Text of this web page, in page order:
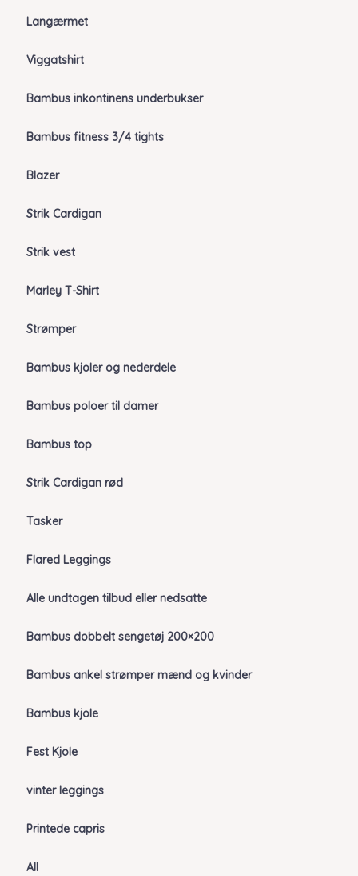
Langærmet
Viggatshirt
Bambus inkontinens underbukser
Bambus fitness 3/4 tights
Blazer
Strik Cardigan
Strik vest
Marley T-Shirt
Strømper
Bambus kjoler og nederdele
Bambus poloer til damer
Bambus top
Strik Cardigan rød
Tasker
Flared Leggings
Alle undtagen tilbud eller nedsatte
Bambus dobbelt sengetøj 200×200
Bambus ankel strømper mænd og kvinder
Bambus kjole
Fest Kjole
vinter leggings
Printede capris
All